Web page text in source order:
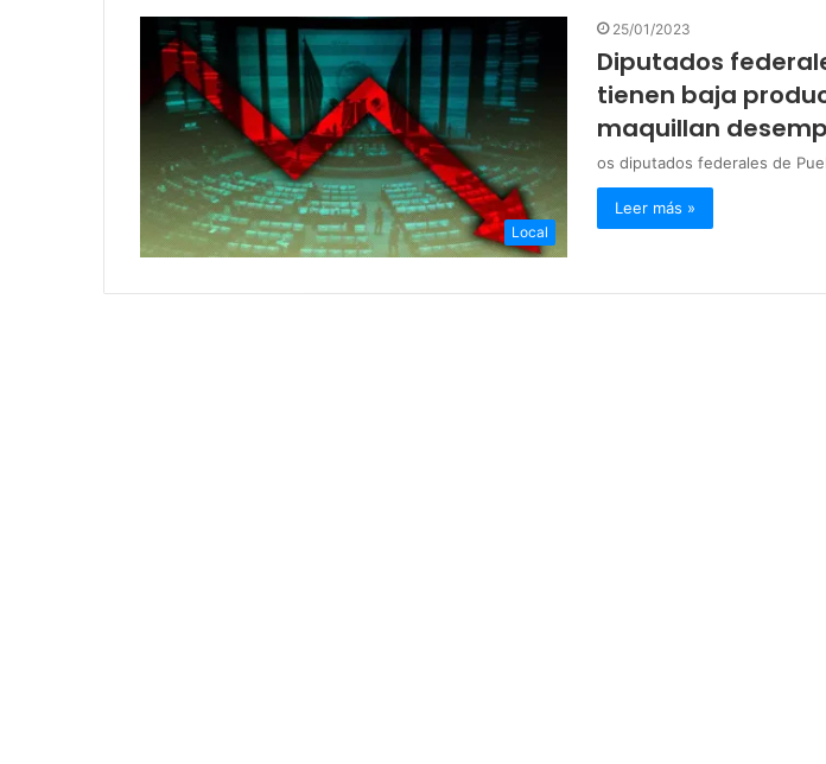
Local
25/01/2023
Diputados
tienen baja
maquillan
os diputados federales de
Leer más »